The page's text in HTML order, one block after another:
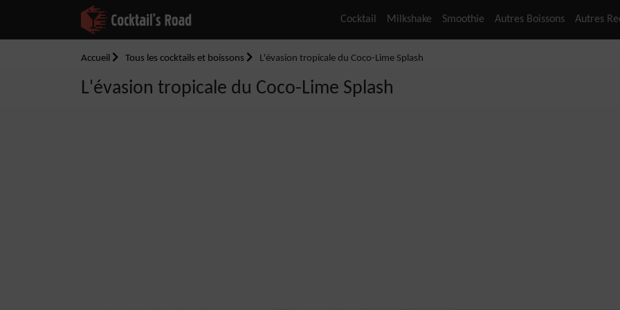
Cocktail Milkshake Smoothie Autres Boissons Autres
Accueil Tous les cocktails et boissons L'évasion tropicale du Coco-Lime Splash
L'évasion tropicale du Coco-Lime Splash